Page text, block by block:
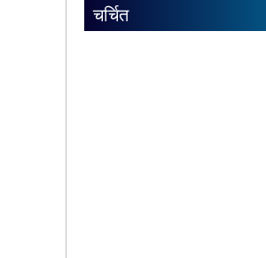
चर्चित